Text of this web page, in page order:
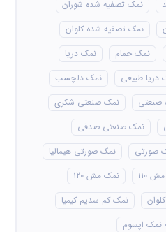
نمک تصفیه شده شوران
نمک تصفیه شده کلوان
نمک حمام
نمک دریا
دریا طبیعی
نمک دلچسب
صنعتی
نمک صنعتی شکری
نمک صنعتی صدفی
صورتی
نمک صورتی هیمالیا
110
نمک مش 120
نمک کم سدیم کیمیا
نمک اپسوم